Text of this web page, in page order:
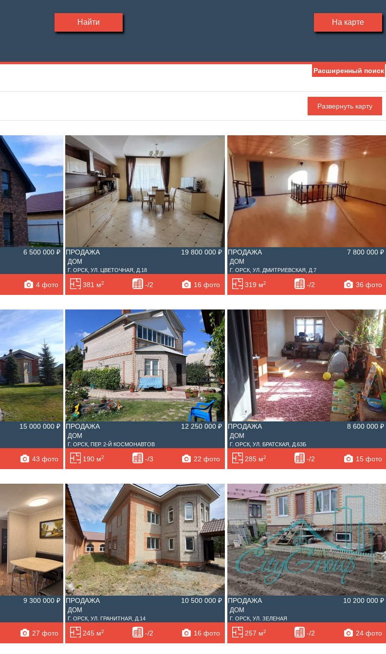
Найти На карте
—
Обмен
Расширенный поиск
6 500 000 ₽
4 фото
ПРОДАЖА 19 800 000 ₽
ДОМ
Г. ОРСК, УЛ. ЦВЕТОЧНАЯ, Д.18
381 м2 -/2 16 фото
ПРОДАЖА 7 800 000 ₽
ДОМ
Г. ОРСК, УЛ. ДМИТРИЕВСКАЯ, Д.7
319 м2 -/2 36 фото
15 000 000 ₽
43 фото
ПРОДАЖА 12 250 000 ₽
ДОМ
Г. ОРСК, ПЕР. 2-Й КОСМОНАВТОВ
190 м2 -/3 22 фото
ПРОДАЖА 8 600 000 ₽
ДОМ
Г. ОРСК, УЛ. БРАТСКАЯ, Д.63Б
285 м2 -/2 15 фото
9 300 000 ₽
27 фото
ПРОДАЖА 10 500 000 ₽
ДОМ
Г. ОРСК, УЛ. ГРАНИТНАЯ, Д.14
245 м2 -/2 16 фото
ПРОДАЖА 10 200 000 ₽
ДОМ
Г. ОРСК, УЛ. ЗЕЛЕНАЯ
257 м2 -/2 24 фото